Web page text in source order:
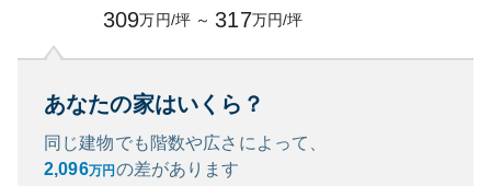
309万円/坪 ～ 317万円/坪
あなたの家はいくら？
同じ建物でも階数や広さによって、
2,096万円 の差があります